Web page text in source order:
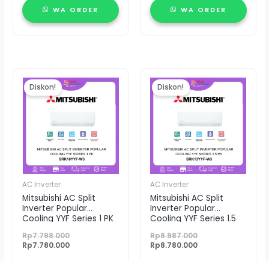
WA ORDER WA ORDER
Diskon!
AC Inverter
Mitsubishi AC Split
Inverter Popular
Cooling YYF Series 1 PK
Rp7.798.000
aslinya
adalah:
Rp7.798.000.
Rp7.780.000
saat
ini
adalah:
Diskon!
AC Inverter
Mitsubishi AC Split
Inverter Popular
Cooling YYF Series 1.5
Rp8.987.000
aslinya
adalah:
Rp8.987.000.
Rp8.780.000
saat
ini
adalah: